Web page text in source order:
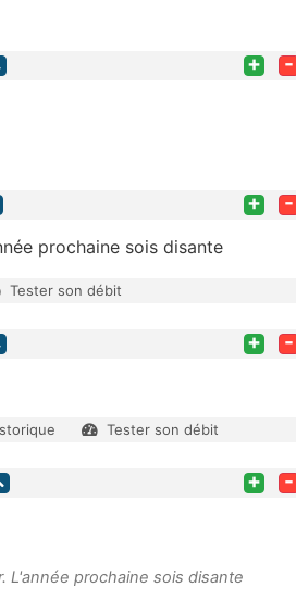
+ -
+ -
prochaine sois disante
Tester son débit
+ -
Tester son débit
+ -
L'année prochaine sois disante